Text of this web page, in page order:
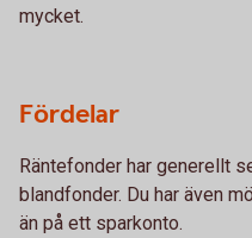
mycket.
Fördelar
Räntefonder har generellt
blandfonder. Du har även
än på ett sparkonto.